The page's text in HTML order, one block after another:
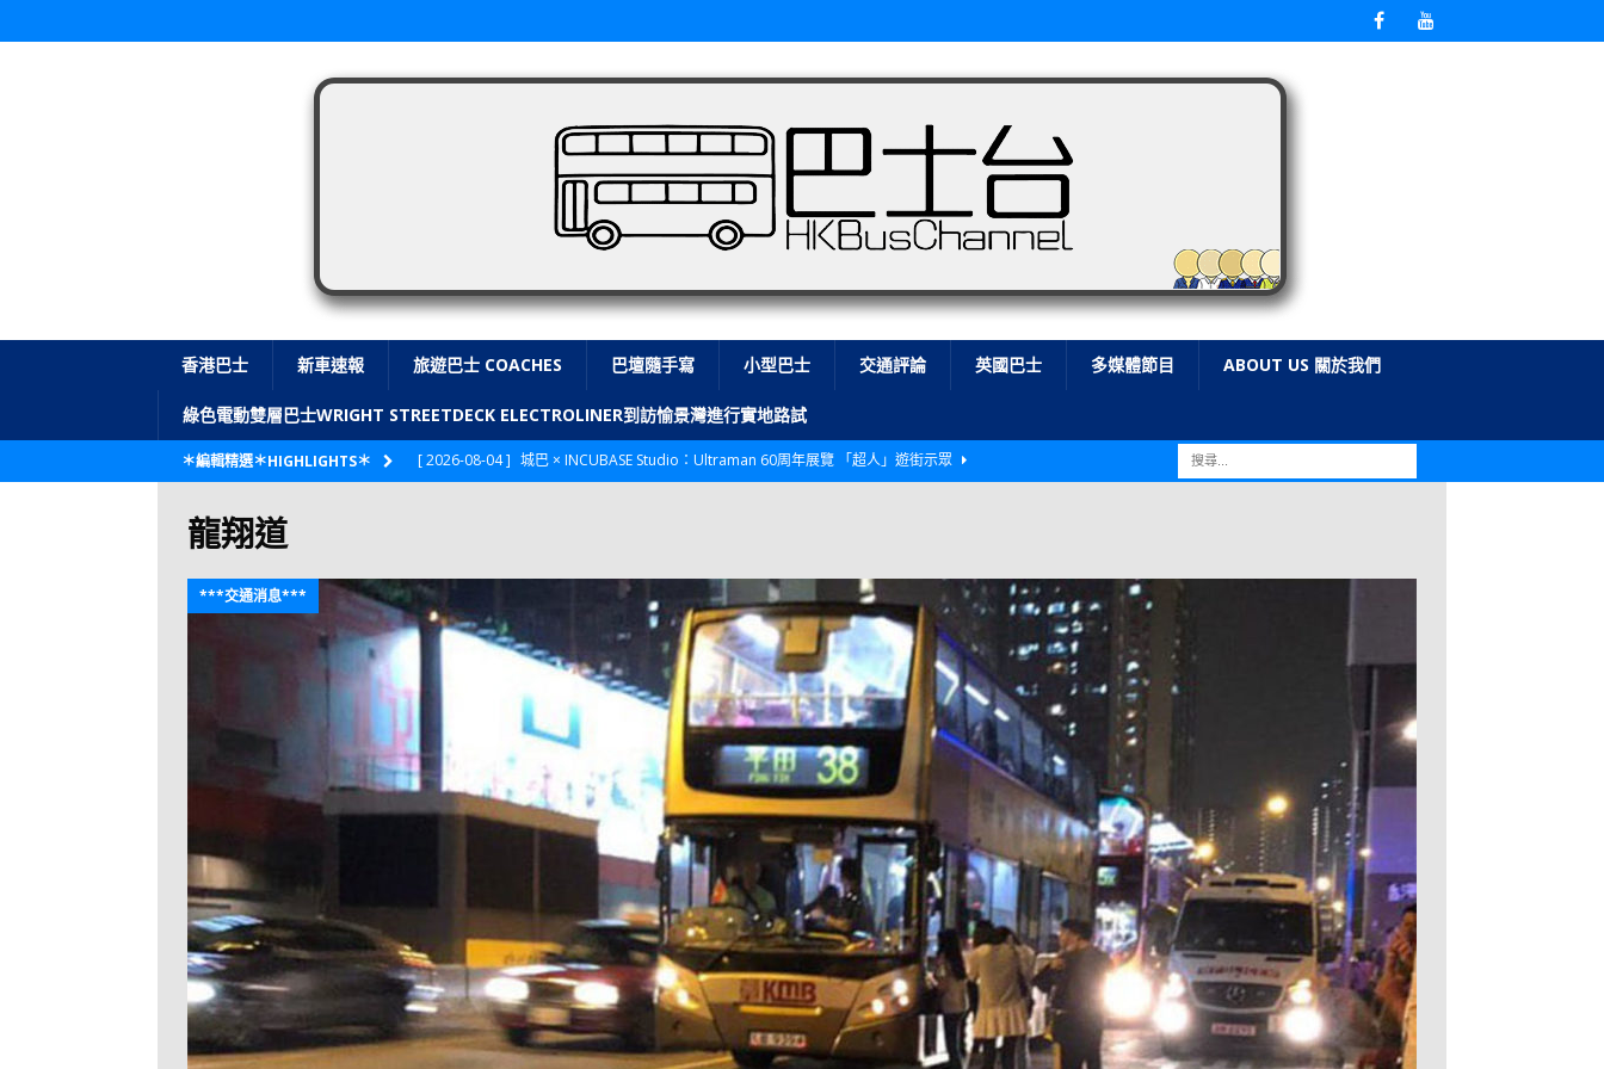
香港巴士 新車速報 旅遊巴士 COACHES 巴壇隨手寫 小型巴士 交通評論 英國巴士 多媒體節目 ABOUT US 關於我們
綠色電動雙層巴士WRIGHT STREETDECK ELECTROLINER到訪愉景灣進行實地路試
＊編輯精選＊HIGHLIGHTS＊ [ 2026-08-04 ] 城巴 × INCUBASE Studio：Ultraman 60周年展覽 「超人」遊街示眾
LONGWIN 九巴及龍運
[ 2026-07-26 ]
【新車速報】第一部 410PS 規格宇通旅遊巴士 – 榮利「樂園快線」仕様
[ 2026-07-23 ]
【電車】究竟幾幅插畫係為乜過唔到審批？
公益活動
[ 2026-07-22 ]
【輕鐵】痴卡哇列車2026年暑假陪大家搭「輕鐵發現號」旅遊專綫
MTR 港鐵
[ 2026-07-07 ] VOLVO 全新電動巴士 BERL 樣板車抵港
電動巴士
美國國慶250，貼部電車慶祝，準備禮物叫人任影
電車
[ 2026-06-24 ]
校巴終於第一滴血了
巴壇隨手寫
[ 2026-06-23 ] 【纜車】昂坪360正式開展20周年慶典 玩轉「日與夜」好時光
MTR 港
鐵
[ 2026-06-22 ] Adidas FIFA 世界盃 The Yard 巴士巡遊 CITYBUS 城巴
龍翔道
***交通消息***